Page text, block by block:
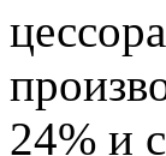
24% и